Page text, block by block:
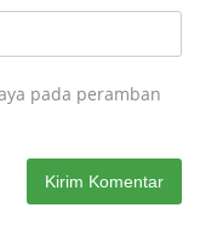
pada peramban